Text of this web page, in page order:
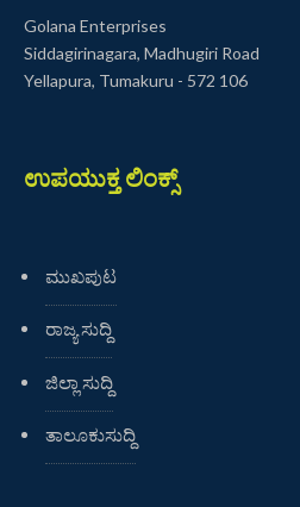
Golana Enterprises
Siddagirinagara, Madhugiri Road
Yellapura, Tumakuru - 572 106
ಉಪಯುಕ್ತ ಲಿಂಕ್ಸ್
ಮುಖಪುಟ
ರಾಜ್ಯ ಸುದ್ದಿ
ಜಿಲ್ಲಾ ಸುದ್ದಿ
ತಾಲೂಕುಸುದ್ದಿ